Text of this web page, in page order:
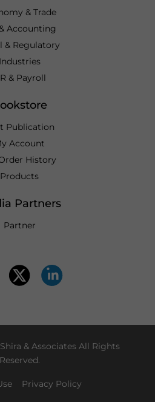
& Trade
Accounting
& Regulatory
Industries
& Payroll
Publication
Account
History
Products
Partners
Partner
& Associates All Rights
Reserved.
Privacy Policy